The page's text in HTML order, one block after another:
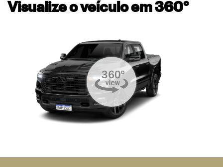
Visualize o veículo em 360°